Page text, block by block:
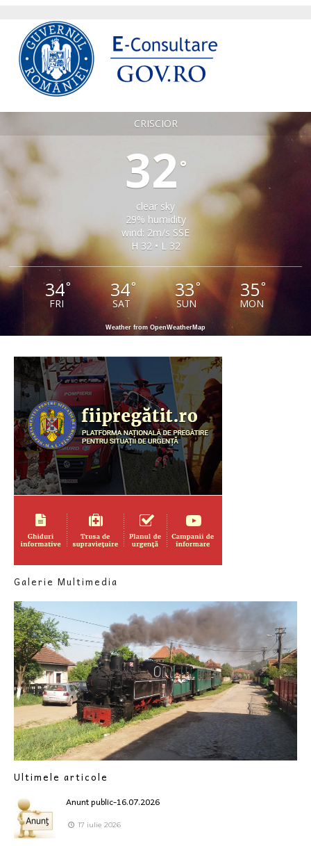
CRISCIOR
32 °
clear sky
29% humidity
wind: 2m/s SSE
H 32 • L 32
34°
FRI
34°
SAT
33°
SUN
35°
MON
Weather from OpenWeatherMap
Galerie Multimedia
Ultimele articole
Anunt public-16.07.2026
17 iulie 2026